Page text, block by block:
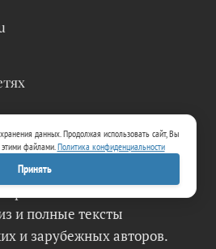
библиотека.
и полные тексты
и зарубежных авторов.
данных. Продолжая использовать сайт, Вы
этими файлами.Политика конфиденциальности
Принять